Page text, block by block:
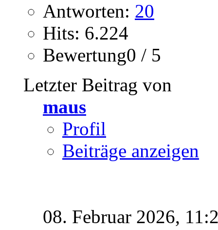
Antworten: 20
Hits: 6.224
Bewertung0 / 5
Letzter Beitrag von
maus
Profil
Beiträge anzeigen
08. Februar 2026,